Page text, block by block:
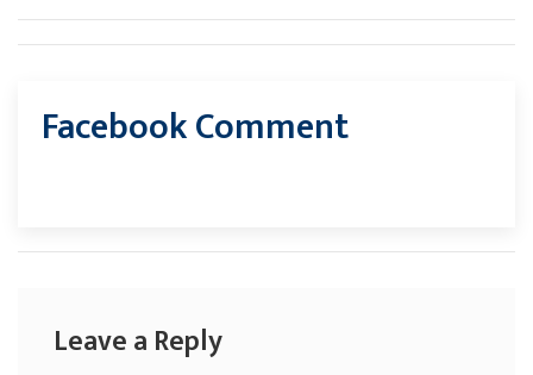
Facebook Comment
Leave a Reply